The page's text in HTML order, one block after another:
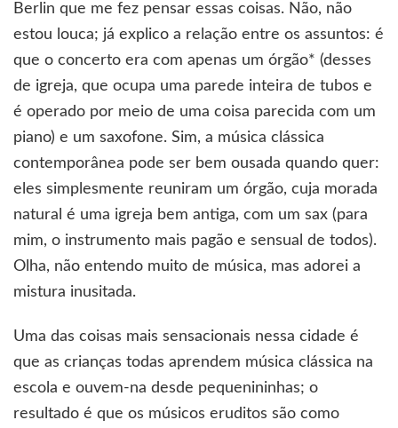
Berlin que me fez pensar essas coisas. Não, não
estou louca; já explico a relação entre os assuntos: é
que o concerto era com apenas um órgão* (desses
de igreja, que ocupa uma parede inteira de tubos e
é operado por meio de uma coisa parecida com um
piano) e um saxofone. Sim, a música clássica
contemporânea pode ser bem ousada quando quer:
eles simplesmente reuniram um órgão, cuja morada
natural é uma igreja bem antiga, com um sax (para
mim, o instrumento mais pagão e sensual de todos).
Olha, não entendo muito de música, mas adorei a
mistura inusitada.
Uma das coisas mais sensacionais nessa cidade é
que as crianças todas aprendem música clássica na
escola e ouvem-na desde pequenininhas; o
resultado é que os músicos eruditos são como